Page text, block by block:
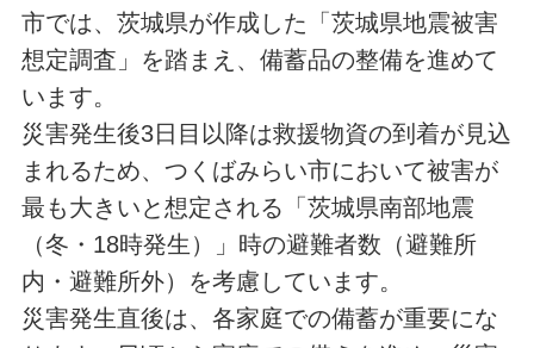
市では、茨城県が作成した「茨城県地震被害
想定調査」を踏まえ、備蓄品の整備を進めて
います。
災害発生後3日目以降は救援物資の到着が見込
まれるため、つくばみらい市において被害が
最も大きいと想定される「茨城県南部地震
（冬・18時発生）」時の避難者数（避難所
内・避難所外）を考慮しています。
災害発生直後は、各家庭での備蓄が重要にな